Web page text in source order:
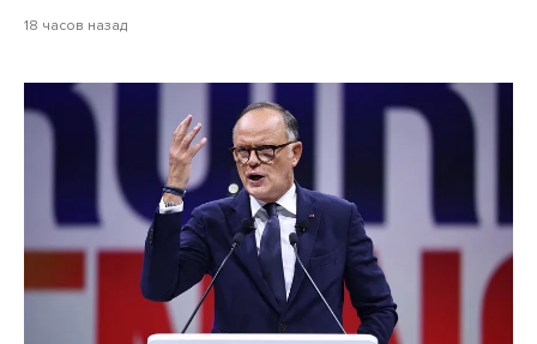
18 часов назад